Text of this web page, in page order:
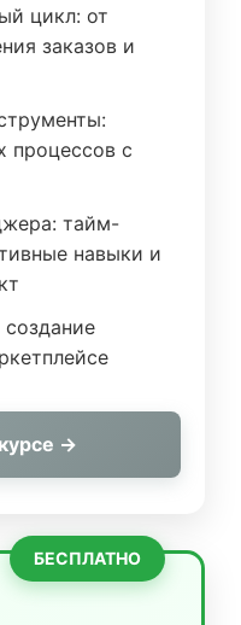
цикл: от
заказов и
процессов с
тайм-
навыки и
→
БЕСПЛАТНО